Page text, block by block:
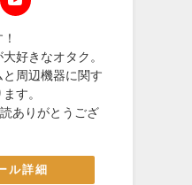
好きなオタク。
周辺機器に関す
す。
ありがとうござ
ル詳細